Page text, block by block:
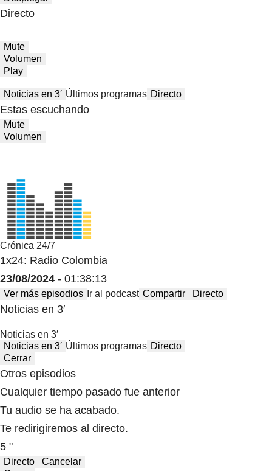
Directo
Mute
Volumen
Play
Noticias en 3′ Últimos programas Directo
Estas escuchando
Mute
Volumen
Crónica 24/7
1x24: Radio Colombia
23/08/2024 - 01:38:13
Ver más episodios Ir al podcast Compartir Directo
Noticias en 3′
Noticias en 3′
Noticias en 3′ Últimos programas Directo
Cerrar
Otros episodios
Cualquier tiempo pasado fue anterior
Tu audio se ha acabado.
Te redirigiremos al directo.
5 "
Directo
Cancelar